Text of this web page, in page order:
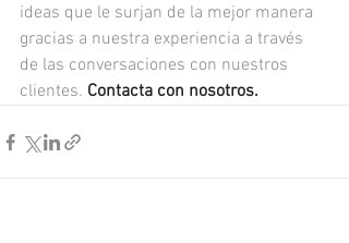
ideas que le surjan de la mejor manera
gracias a nuestra experiencia a través
de las conversaciones con nuestros
clientes. Contacta con nosotros.